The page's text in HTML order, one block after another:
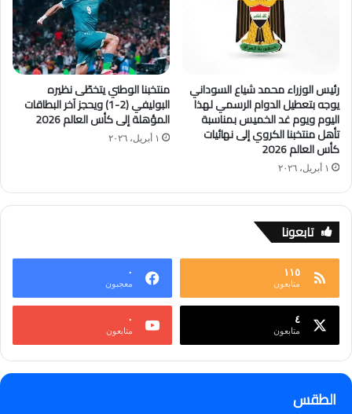
رئيس الوزراء محمد شياع السوداني
يوجه بتعطيل الدوام الرسمي لهذا
اليوم ويوم غد الخميس بمناسبة
تأهل منتخبنا الكروي إلى نهائيات
كأس العالم 2026
١ أبريل، ٢٠٢٦
منتخبنا الوطني يتخطّى نظيره
البوليفي (2-1) ويحجز آخر البطاقات
المؤهلة إلى كأس العالم 2026
١ أبريل، ٢٠٢٦
تابعونا
١١٥
متابعون
٠
معجبون
٤
متابعون
٠
متابعون
الطقس